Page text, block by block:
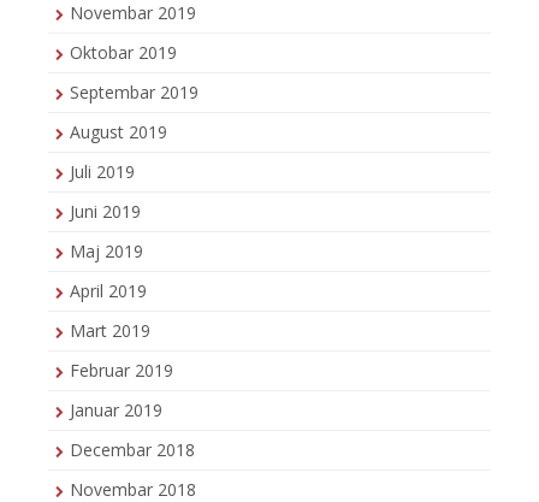
Novembar 2019
Oktobar 2019
Septembar 2019
August 2019
Juli 2019
Juni 2019
Maj 2019
April 2019
Mart 2019
Februar 2019
Januar 2019
Decembar 2018
Novembar 2018